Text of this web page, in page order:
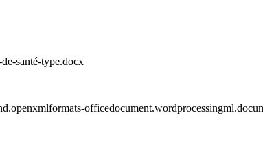
santé-type.docx